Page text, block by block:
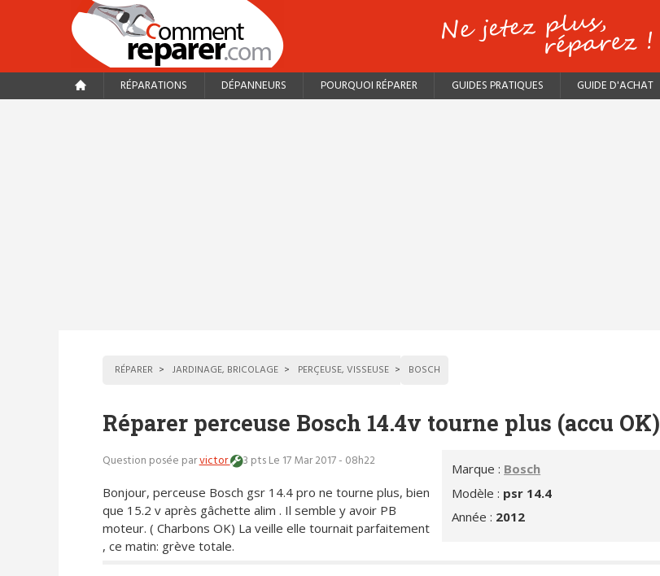
RÉPARATIONS DÉPANNEURS POURQUOI RÉPARER GUIDES PRATIQUES GUIDE D'ACHAT
RÉPARER JARDINAGE, BRICOLAGE PERÇEUSE, VISSEUSE BOSCH
Réparer perceuse Bosch 14.4v tourne plus (accu OK)
Marque : Bosch
Modèle : psr 14.4
Année : 2012
Question posée parvictor 3 ptsLe 17 Mar 2017 - 08h22
Bonjour, perceuse Bosch gsr 14.4 pro ne tourne plus, bien
que 15.2 v après gâchette alim . Il semble y avoir PB
moteur. ( Charbons OK) La veille elle tournait parfaitement
, ce matin: grève totale.